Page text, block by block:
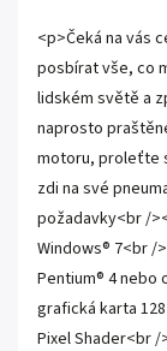
<p>Čeká na vás
posbírat vše, co
lidském světě a
naprosto
motoru, proleťte
zdi na své
požadavky<br /
Windows® 7<br /
Pentium® 4 nebo
grafická karta
Pixel Shader<br